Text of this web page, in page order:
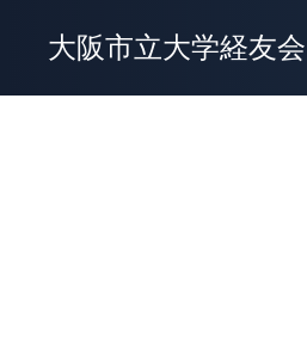
大阪市立大学経友会